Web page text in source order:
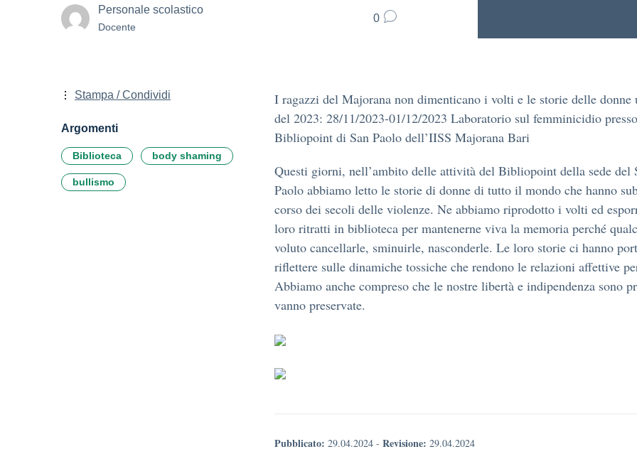
Personale scolastico
Docente
0
I ragazzi del Majorana non dimenticano i volti e le storie delle donne
del 2023: 28/11/2023-01/12/2023 Laboratorio sul femminicidio
Bibliopoint di San Paolo dell’IISS Majorana Bari
Questi giorni, nell’ambito delle attività del Bibliopoint della sede del
Paolo abbiamo letto le storie di donne di tutto il mondo che hanno
corso dei secoli delle violenze. Ne abbiamo riprodotto i volti ed
loro ritratti in biblioteca per mantenerne viva la memoria perché
voluto cancellarle, sminuirle, nasconderle. Le loro storie ci hanno
riflettere sulle dinamiche tossiche che rendono le relazioni affettive
Abbiamo anche compreso che le nostre libertà e indipendenza sono
vanno preservate.
Pubblicato: 29.04.2024 - Revisione: 29.04.2024
Stampa / Condividi
Argomenti
Biblioteca body shaming
bullismo